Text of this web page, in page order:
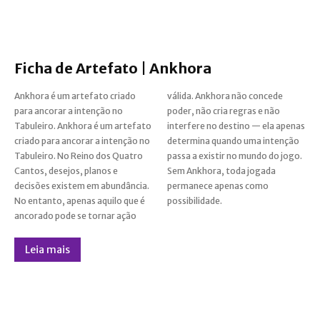
Ficha de Artefato | Ankhora
Ankhora é um artefato criado
para ancorar a intenção no
Tabuleiro. Ankhora é um artefato
criado para ancorar a intenção no
Tabuleiro. No Reino dos Quatro
Cantos, desejos, planos e
decisões existem em abundância.
No entanto, apenas aquilo que é
ancorado pode se tornar ação
válida. Ankhora não concede
poder, não cria regras e não
interfere no destino — ela apenas
determina quando uma intenção
passa a existir no mundo do jogo.
Sem Ankhora, toda jogada
permanece apenas como
possibilidade.
Leia mais